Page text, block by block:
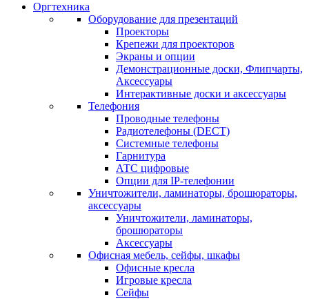
Оргтехника
Оборудование для презентаций
Проекторы
Крепежи для проекторов
Экраны и опции
Демонстрационные доски, Флипчарты,
Аксессуары
Интерактивные доски и аксессуары
Телефония
Проводные телефоны
Радиотелефоны (DECT)
Системные телефоны
Гарнитура
АТС цифровые
Опции для IP-телефонии
Уничтожители, ламинаторы, брошюраторы,
аксессуары
Уничтожители, ламинаторы,
брошюраторы
Аксессуары
Офисная мебель, сейфы, шкафы
Офисные кресла
Игровые кресла
Сейфы